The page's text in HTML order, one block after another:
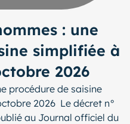
: une
simplifiée à
2026
procédure de saisine
2026 Le décret n°
au Journal officiel du